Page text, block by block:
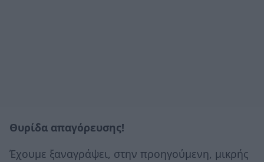
Θυρίδα απαγόρευσης!
Έχουμε ξαναγράψει, στην προηγούμενη, μικρής